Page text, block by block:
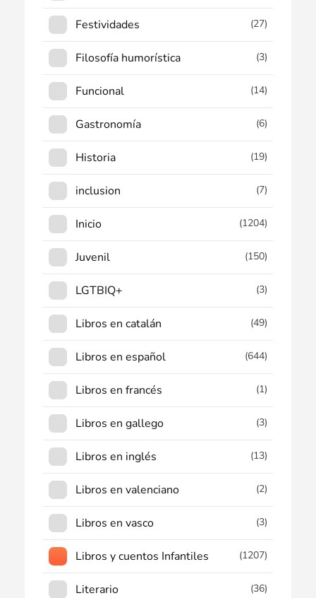
Festividades (27)
Filosofía humorística (3)
Funcional (14)
Gastronomía (6)
Historia (19)
inclusion (7)
Inicio (1204)
Juvenil (150)
LGTBIQ+ (3)
Libros en catalán (49)
Libros en español (644)
Libros en francés (1)
Libros en gallego (3)
Libros en inglés (13)
Libros en valenciano (2)
Libros en vasco (3)
Libros y cuentos Infantiles (1207)
Literario (36)